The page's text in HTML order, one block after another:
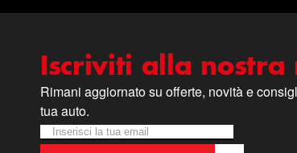
Iscriviti alla
Rimani aggiornato su offerte, novità e
tua auto.
Newsletter
Iscriviti alla nostra Newsletter: